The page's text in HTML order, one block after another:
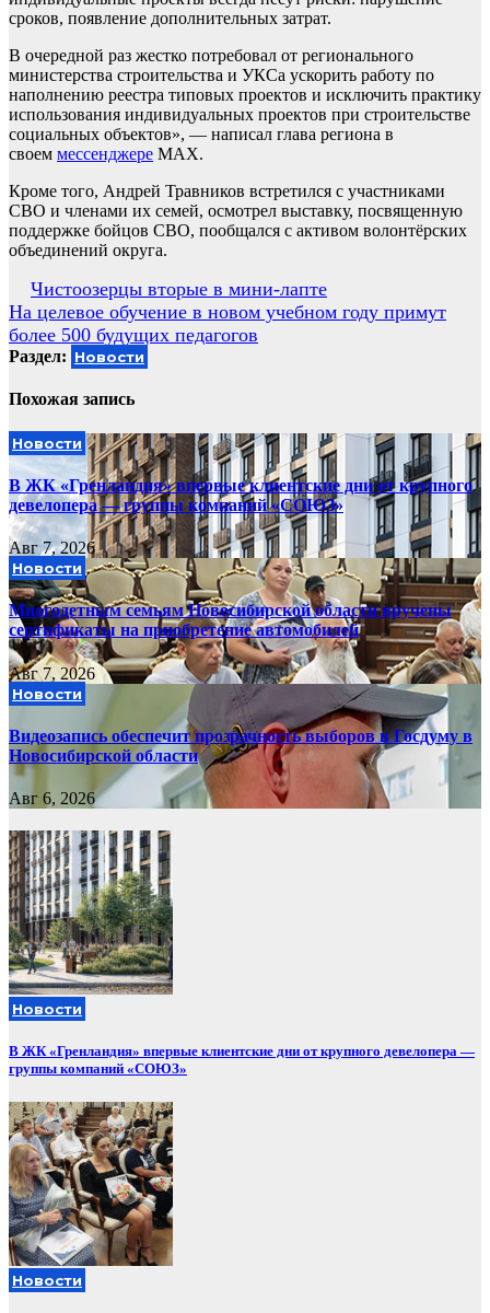
сроков, появление дополнительных затрат.
В очередной раз жестко потребовал от регионального
министерства строительства и УКСа ускорить работу по
наполнению реестра типовых проектов и исключить практику
использования индивидуальных проектов при строительстве
социальных объектов», — написал глава региона в
своем мессенджере MAX.
Кроме того, Андрей Травников встретился с участниками
СВО и членами их семей, осмотрел выставку, посвященную
поддержке бойцов СВО, пообщался с активом волонтёрских
объединений округа.
Навигация
по
записям
Чистоозерцы вторые в мини-лапте
На целевое обучение в новом учебном году примут
более 500 будущих педагогов
Раздел: Новости
Похожая запись
Новости
В ЖК «Гренландия» впервые клиентские дни от крупного
девелопера — группы компаний «СОЮЗ»
Авг 7, 2026
Новости
Многодетным семьям Новосибирской области вручены
сертификаты на приобретение автомобилей
Авг 7, 2026
Новости
Видеозапись обеспечит прозрачность выборов в Госдуму в
Новосибирской области
Авг 6, 2026
Новости
В ЖК «Гренландия» впервые клиентские дни от крупного девелопера —
группы компаний «СОЮЗ»
Новости